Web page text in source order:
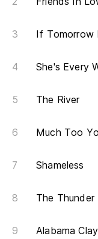
If Tomorrow
She's Every
The River
Much Too
Shameless
The Thunder
Alabama Clay